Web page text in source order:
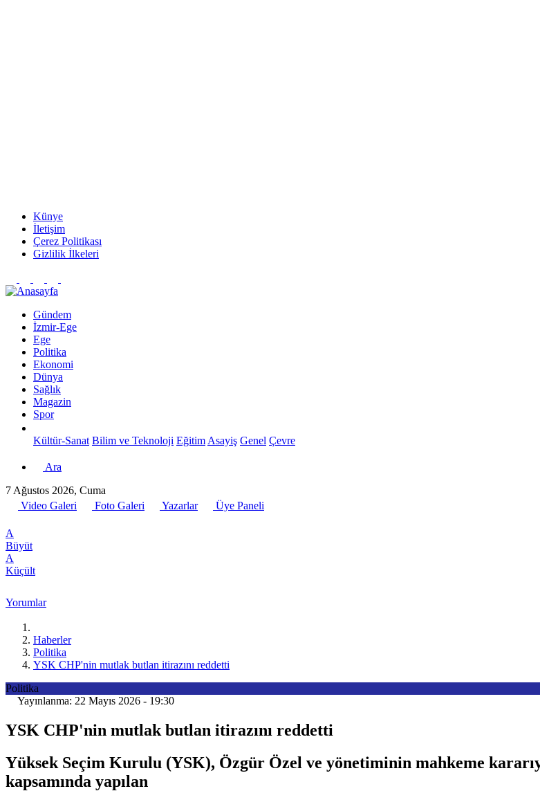
Künye
İletişim
Çerez Politikası
Gizlilik İlkeleri
Gündem
İzmir-Ege
Ege
Politika
Ekonomi
Dünya
Sağlık
Magazin
Spor
Kültür-Sanat Bilim ve Teknoloji Eğitim Asayiş Genel Çevre
Ara
7 Ağustos 2026, Cuma
Video Galeri
Foto Galeri Yazarlar Üye Paneli
A
Büyüt
A
Küçült
Yorumlar
Haberler
Politika
YSK CHP'nin mutlak butlan itirazını reddetti
Politika
Yayınlanma: 22 Mayıs 2026 - 19:30
YSK CHP'nin mutlak butlan itirazını reddetti
Yüksek Seçim Kurulu (YSK), Özgür Özel ve yönetiminin mahkeme
kapsamında yapılan